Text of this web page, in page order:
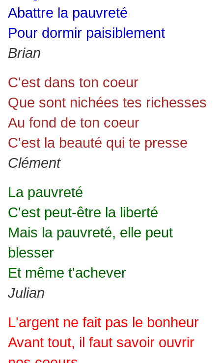
Abattre la pauvreté
Pour dormir paisiblement
Brian
C'est dans ton coeur
Que sont nichées tes richesses
Au fond de ton coeur
C'est la beauté qui te presse
Clément
La pauvreté
C'est peut-être la liberté
Mais la pauvreté, elle peut
blesser
Et même t'achever
Julian
L'argent ne fait pas le bonheur
Avant tout, il faut savoir ouvrir